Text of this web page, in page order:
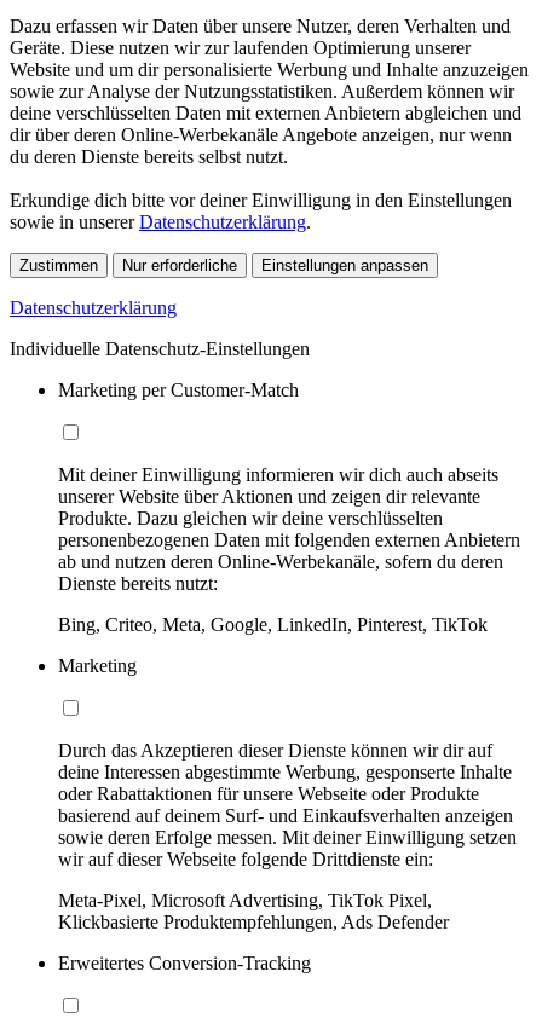
Dazu erfassen wir Daten über unsere Nutzer, deren Verhalten und
Geräte. Diese nutzen wir zur laufenden Optimierung unserer
Website und um dir personalisierte Werbung und Inhalte anzuzeigen
sowie zur Analyse der Nutzungsstatistiken. Außerdem können wir
deine verschlüsselten Daten mit externen Anbietern abgleichen und
dir über deren Online-Werbekanäle Angebote anzeigen, nur wenn
du deren Dienste bereits selbst nutzt.
Erkundige dich bitte vor deiner Einwilligung in den Einstellungen
sowie in unsererDatenschutzerklärung.
Zustimmen Nur erforderliche Einstellungen anpassen
Datenschutzerklärung
Individuelle Datenschutz-Einstellungen
Marketing per Customer-Match
Mit deiner Einwilligung informieren wir dich auch abseits
unserer Website über Aktionen und zeigen dir relevante
Produkte. Dazu gleichen wir deine verschlüsselten
personenbezogenen Daten mit folgenden externen Anbietern
ab und nutzen deren Online-Werbekanäle, sofern du deren
Dienste bereits nutzt:
Bing, Criteo, Meta, Google, LinkedIn, Pinterest, TikTok
Marketing
Durch das Akzeptieren dieser Dienste können wir dir auf
deine Interessen abgestimmte Werbung, gesponserte Inhalte
oder Rabattaktionen für unsere Webseite oder Produkte
basierend auf deinem Surf- und Einkaufsverhalten anzeigen
sowie deren Erfolge messen. Mit deiner Einwilligung setzen
wir auf dieser Webseite folgende Drittdienste ein:
Meta-Pixel, Microsoft Advertising, TikTok Pixel,
Klickbasierte Produktempfehlungen, Ads Defender
Erweitertes Conversion-Tracking